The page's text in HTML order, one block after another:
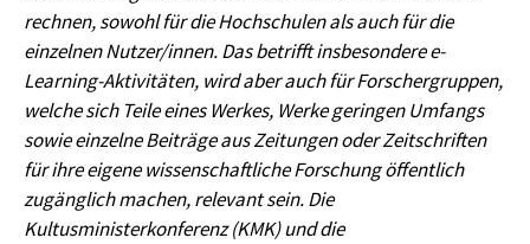
rechnen, sowohl für die Hochschulen als auch für die
einzelnen Nutzer/innen. Das betrifft insbesondere e-
Learning-Aktivitäten, wird aber auch für Forschergruppen,
welche sich Teile eines Werkes, Werke geringen Umfangs
sowie einzelne Beiträge aus Zeitungen oder Zeitschriften
für ihre eigene wissenschaftliche Forschung öffentlich
zugänglich machen, relevant sein. Die
Kultusministerkonferenz (KMK) und die